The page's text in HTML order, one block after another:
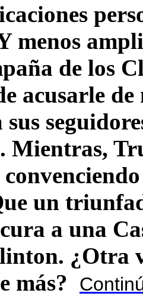
menos
de los
acusarle
Mientras,
un
a una
¿Otra
más?